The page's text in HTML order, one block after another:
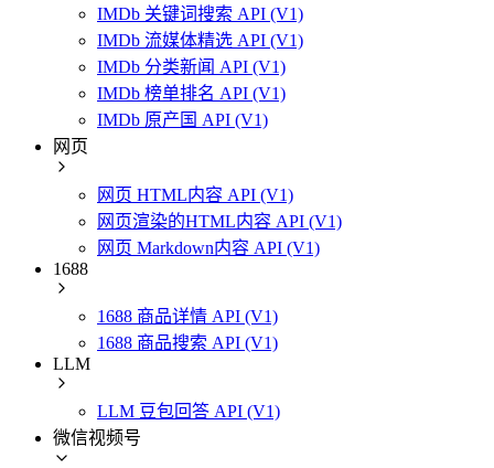
IMDb 关键词搜索 API (V1)
IMDb 流媒体精选 API (V1)
IMDb 分类新闻 API (V1)
IMDb 榜单排名 API (V1)
IMDb 原产国 API (V1)
网页
网页 HTML内容 API (V1)
网页渲染的HTML内容 API (V1)
网页 Markdown内容 API (V1)
1688
1688 商品详情 API (V1)
1688 商品搜索 API (V1)
LLM
LLM 豆包回答 API (V1)
微信视频号